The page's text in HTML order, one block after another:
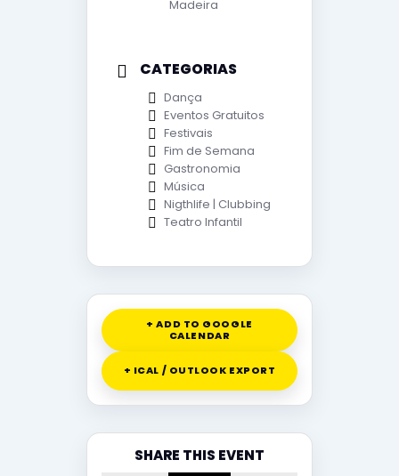
Madeira
CATEGORIAS
Dança
Eventos Gratuitos
Festivais
Fim de Semana
Gastronomia
Música
Nigthlife | Clubbing
Teatro Infantil
+ ADD TO GOOGLE
CALENDAR
+ ICAL / OUTLOOK EXPORT
SHARE THIS EVENT